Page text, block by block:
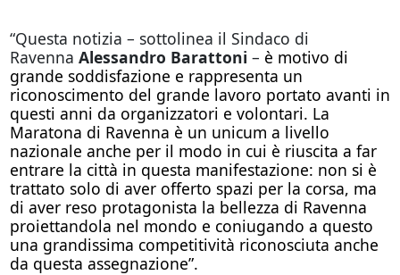
“Questa notizia – sottolinea il Sindaco di
Ravenna Alessandro Barattoni – è motivo di
grande soddisfazione e rappresenta un
riconoscimento del grande lavoro portato avanti in
questi anni da organizzatori e volontari. La
Maratona di Ravenna è un unicum a livello
nazionale anche per il modo in cui è riuscita a far
entrare la città in questa manifestazione: non si è
trattato solo di aver offerto spazi per la corsa, ma
di aver reso protagonista la bellezza di Ravenna
proiettandola nel mondo e coniugando a questo
una grandissima competitività riconosciuta anche
da questa assegnazione”.